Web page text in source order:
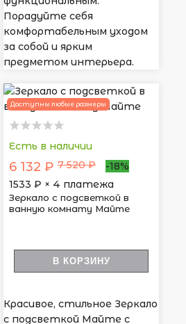
Порадуйте себя
комфортабельным уходом
за собой и ярким
предметом интерьера.
Доступны любые размеры
Есть в наличии
6 132 ₽ 7 520 ₽
-18%
1533 ₽ × 4 платежа
Зеркало с подсветкой в
ванную комнату Майте
В КОРЗИНУ
Красивое, стильное Зеркало
с подсветкой Майте с